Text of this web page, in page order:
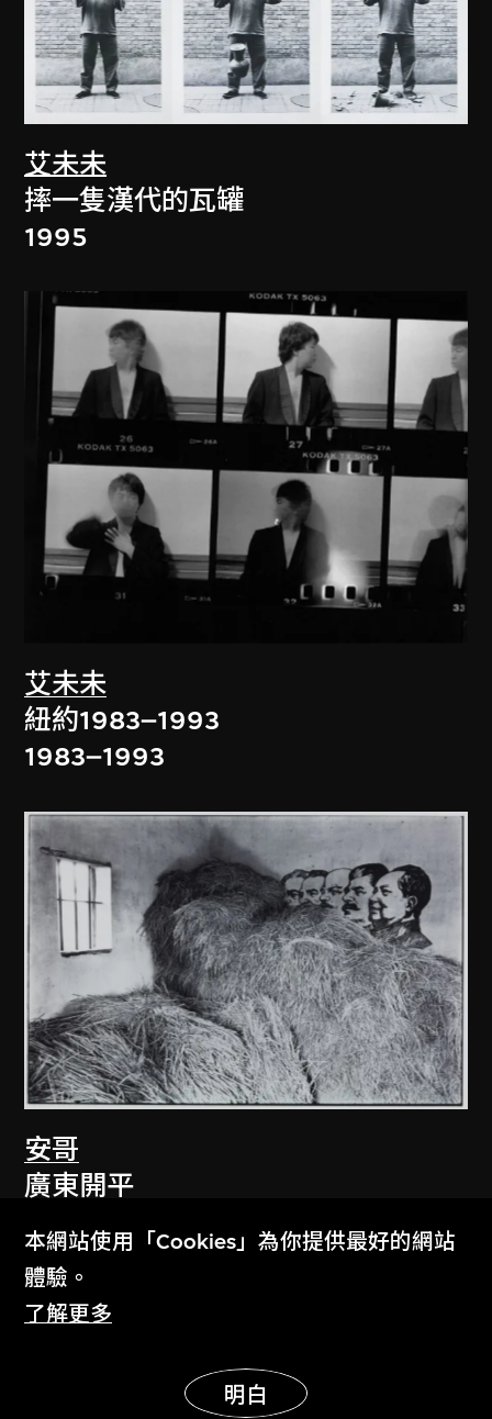
艾未未
摔一隻漢代的瓦罐
1995
艾未未
紐約1983–1993
1983–1993
安哥
廣東開平
1981
本網站使用「Cookies」為你提供最好的網站
體驗。
了解更多
明白
展示更多